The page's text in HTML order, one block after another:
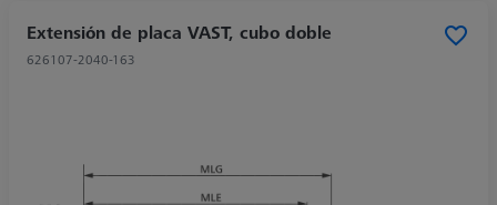
Extensión de placa VAST, cubo doble
626107-2040-163